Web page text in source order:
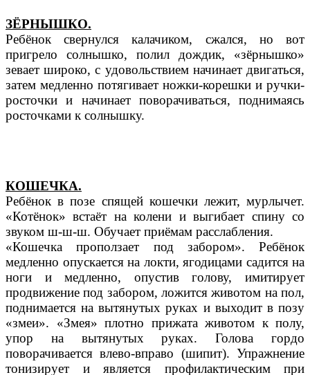
ЗЁРНЫШКО.
Ребёнок свернулся калачиком, сжался, но вот
пригрело солнышко, полил дождик, «зёрнышко»
зевает широко, с удовольствием начинает двигаться,
затем медленно потягивает ножки-корешки и ручки-
росточки и начинает поворачиваться, поднимаясь
росточками к солнышку.
КОШЕЧКА.
Ребёнок в позе спящей кошечки лежит, мурлычет.
«Котёнок» встаёт на колени и выгибает спину со
звуком ш-ш-ш. Обучает приёмам расслабления.
«Кошечка проползает под забором». Ребёнок
медленно опускается на локти, ягодицами садится на
ноги и медленно, опустив голову, имитирует
продвижение под забором, ложится животом на пол,
поднимается на вытянутых руках и выходит в позу
«змеи». «Змея» плотно прижата животом к полу,
упор на вытянутых руках. Голова гордо
поворачивается влево-вправо (шипит). Упражнение
тонизирует и является профилактическим при